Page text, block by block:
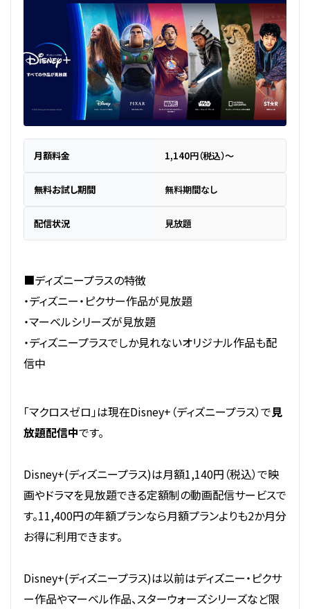
月額料金 1,140円（税込）～
無料お試し期間 無料期間なし
配信状況 見放題
■ディズニープラスの特徴
・ディズニー・ピクサー作品が見放題
・マーベルシリーズが見放題
・ディズニープラスでしか見れないオリジナル作品も配
信中
「マクロスゼロ」は現在Disney+（ディズニープラス）で見
放題配信中です。
Disney+(ディズニープラス)は月額1,140円（税込）で映
画やドラマを見放題できる定額制の動画配信サービスで
す。11,400円の年額プランなら月額プランよりも2か月分
お得に利用できます。
Disney+(ディズニープラス)は以前はディズニー・ピクサ
ー作品やマーベル作品、スターウォーズシリーズなど限